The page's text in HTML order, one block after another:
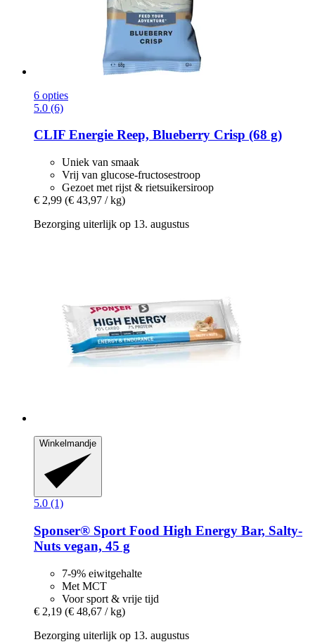
6 opties
5.0 (6)
CLIF Energie Reep, Blueberry Crisp (68 g)
Uniek van smaak
Vrij van glucose-fructosestroop
Gezoet met rijst & rietsuikersiroop
€ 2,99 (€ 43,97 / kg)
Bezorging uiterlijk op 13. augustus
Winkelmandje
5.0 (1)
Sponser® Sport Food High Energy Bar, Salty-​
Nuts vegan, 45 g
7-9% eiwitgehalte
Met MCT
Voor sport & vrije tijd
€ 2,19 (€ 48,67 / kg)
Bezorging uiterlijk op 13. augustus